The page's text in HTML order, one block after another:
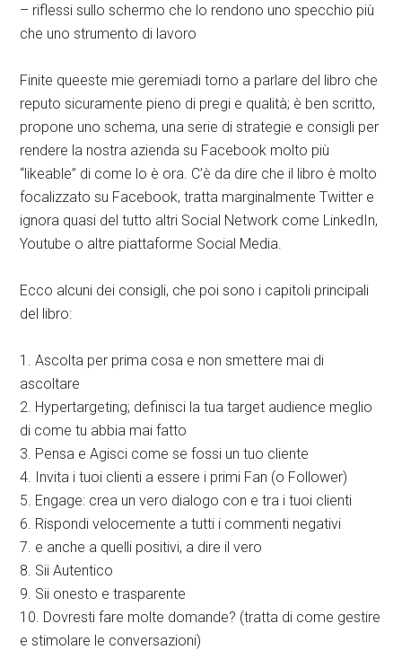
– riflessi sullo schermo che lo rendono uno specchio più
che uno strumento di lavoro
Finite queeste mie geremiadi torno a parlare del libro che
reputo sicuramente pieno di pregi e qualità; è ben scritto,
propone uno schema, una serie di strategie e consigli per
rendere la nostra azienda su Facebook molto più
“likeable” di come lo è ora. C’è da dire che il libro è molto
focalizzato su Facebook, tratta marginalmente Twitter e
ignora quasi del tutto altri Social Network come LinkedIn,
Youtube o altre piattaforme Social Media.
Ecco alcuni dei consigli, che poi sono i capitoli principali
del libro:
1. Ascolta per prima cosa e non smettere mai di
ascoltare
2. Hypertargeting; definisci la tua target audience meglio
di come tu abbia mai fatto
3. Pensa e Agisci come se fossi un tuo cliente
4. Invita i tuoi clienti a essere i primi Fan (o Follower)
5. Engage: crea un vero dialogo con e tra i tuoi clienti
6. Rispondi velocemente a tutti i commenti negativi
7. e anche a quelli positivi, a dire il vero
8. Sii Autentico
9. Sii onesto e trasparente
10. Dovresti fare molte domande? (tratta di come gestire
e stimolare le conversazioni)